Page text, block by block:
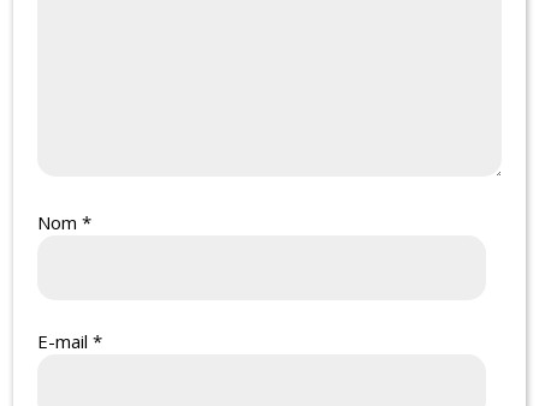
Nom*
E-mail*